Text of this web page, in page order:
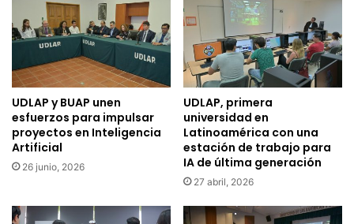
UDLAP y BUAP unen
esfuerzos para impulsar
proyectos en Inteligencia
Artificial
26 junio, 2026
UDLAP, primera
universidad en
Latinoamérica con una
estación de trabajo para
IA de última generación
27 abril, 2026